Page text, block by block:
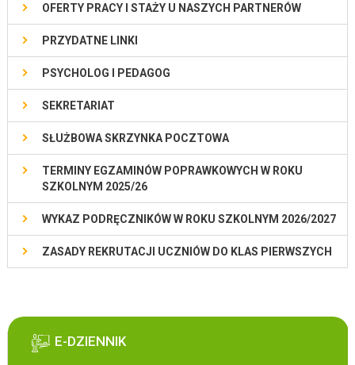
OFERTY PRACY I STAŻY U NASZYCH PARTNERÓW
PRZYDATNE LINKI
PSYCHOLOG I PEDAGOG
SEKRETARIAT
SŁUŻBOWA SKRZYNKA POCZTOWA
TERMINY EGZAMINÓW POPRAWKOWYCH W ROKU
SZKOLNYM 2025/26
WYKAZ PODRĘCZNIKÓW W ROKU SZKOLNYM 2026/2027
ZASADY REKRUTACJI UCZNIÓW DO KLAS PIERWSZYCH
E-DZIENNIK